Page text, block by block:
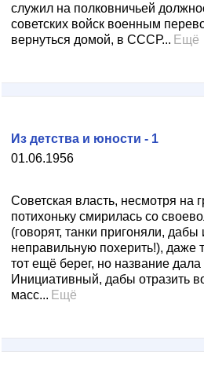
служил на полковничьей
советских войск военным
вернуться домой, в СССР... Ещё
01.06.1956
Из детства и юности - 1
Советская власть, несмотря на
потихоньку смирилась со
(говорят, танки пригоняли, дабы
неправильную похерить!), даже
тот ещё берег, но название дала
Инициативный, дабы отразить
масс... Ещё